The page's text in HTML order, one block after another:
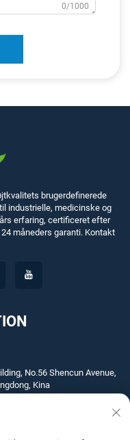
0/1000
brugerdefinerede
industrielle, medicinske og
erfaring, certificeret efter
måneders garanti. Kontakt
No.56 Shencun Avenue,
Kina